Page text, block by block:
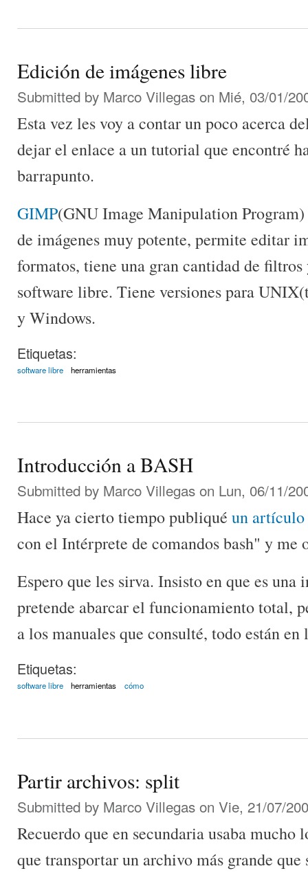
Edición de imágenes libre
Submitted by Marco Villegas on Mié, 03/01/
Esta vez les voy a contar un poco acerca
dejar el enlace a un tutorial que encontré
barrapunto.
GIMP(GNU Image Manipulation
de imágenes muy potente, permite editar
formatos, tiene una gran cantidad de filtros
software libre. Tiene versiones para
y Windows.
Etiquetas:
software libre herramientas
Introducción a BASH
Submitted by Marco Villegas on Lun, 06/11/
Hace ya cierto tiempo publiqué un artículo
con el Intérprete de comandos bash" y me
Espero que les sirva. Insisto en que es una
pretende abarcar el funcionamiento total,
a los manuales que consulté, todo están en
Etiquetas:
software libre herramientas cómo
Partir archivos: split
Submitted by Marco Villegas on Vie, 21/07/
Recuerdo que en secundaria usaba mucho
que transportar un archivo más grande que